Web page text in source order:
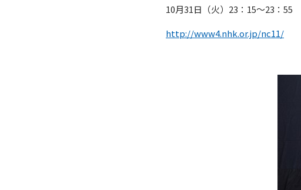
10月31日（火）23：15～23：55
http://www4.nhk.or.jp/nc11/